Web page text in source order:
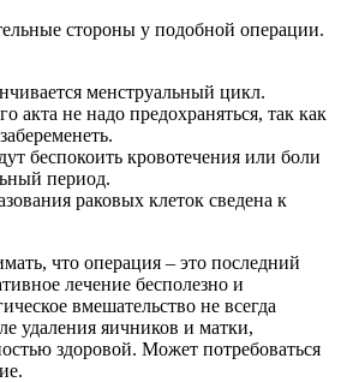
стороны у подобной операции.
менструальный цикл.
акта не надо предохраняться, так как
беспокоить кровотечения или боли
период.
раковых клеток сведена к
что операция – это последний
лечение бесполезно и
вмешательство не всегда
удаления яичников и матки,
здоровой. Может потребоваться